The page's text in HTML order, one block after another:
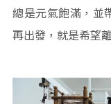
總是元氣飽滿，並
再出發，就是希望